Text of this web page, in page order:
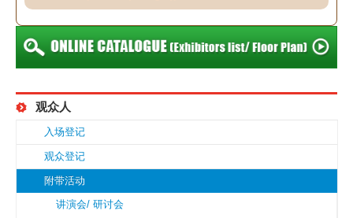
观众人
入场登记
观众登记
附带活动
讲演会/ 研讨会